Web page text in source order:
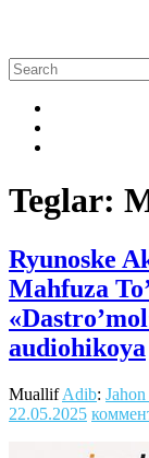
Teglar:
Ryunoske
Mahfuza
audiohikoya
MuallifAdib:
22.05.2025